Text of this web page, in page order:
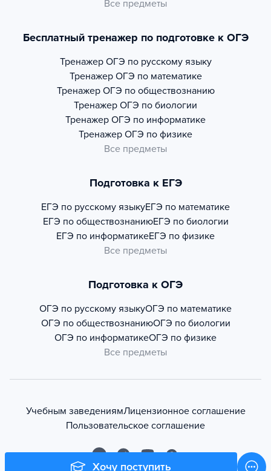
Хочу поступить
Все предметы
Бесплатный тренажер по подготовке к ОГЭ
Тренажер ОГЭ по русскому языку
Тренажер ОГЭ по математике
Тренажер ОГЭ по обществознанию
Тренажер ОГЭ по биологии
Тренажер ОГЭ по информатике
Тренажер ОГЭ по физике
Все предметы
Подготовка к ЕГЭ
ЕГЭ по русскому языкуЕГЭ по математике
ЕГЭ по обществознаниюЕГЭ по биологии
ЕГЭ по информатикеЕГЭ по физике
Все предметы
Подготовка к ОГЭ
ОГЭ по русскому языкуОГЭ по математике
ОГЭ по обществознаниюОГЭ по биологии
ОГЭ по информатикеОГЭ по физике
Все предметы
Учебным заведениямЛицензионное соглашение
Пользовательское соглашение